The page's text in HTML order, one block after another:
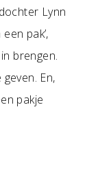
Lynn
pak’,
brengen.
En,
pakje